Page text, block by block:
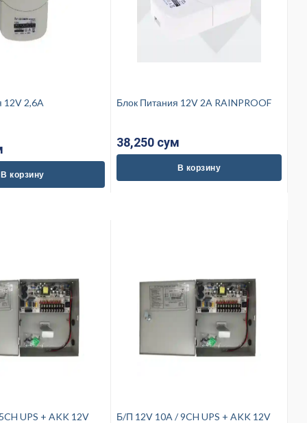
В корзину
Блок Питания 12V 2A RAINPROOF
38,250 cум
В корзину
UPS + AKK 12V
Б/П 12V 10A / 9CH UPS + AKK 12V